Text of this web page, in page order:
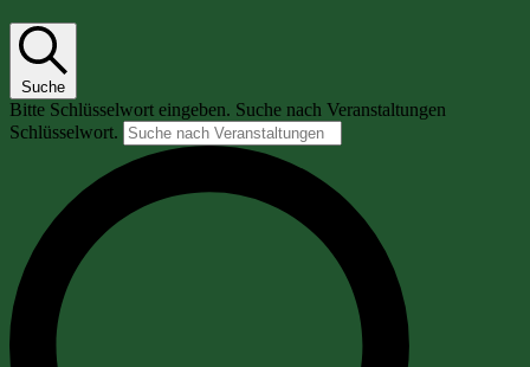
Suche
Bitte Schlüsselwort eingeben. Suche nach Veranstaltungen
Schlüsselwort.